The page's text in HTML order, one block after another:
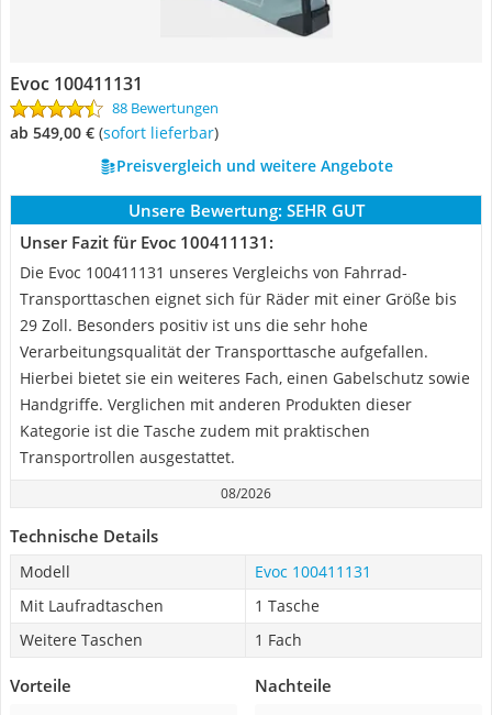
Evoc 100411131
88 Bewertungen
ab 549,00 € ( Sofort lieferbar)
Preisvergleich und weitere Angebote
Unsere Bewertung: SEHR GUT
Unser Fazit für Evoc 100411131:
Die Evoc 100411131 unseres Vergleichs von Fahrrad-
Transporttaschen eignet sich für Räder mit einer Größe bis
29 Zoll. Besonders positiv ist uns die sehr hohe
Verarbeitungsqualität der Transporttasche aufgefallen.
Hierbei bietet sie ein weiteres Fach, einen Gabelschutz sowie
Handgriffe. Verglichen mit anderen Produkten dieser
Kategorie ist die Tasche zudem mit praktischen
Transportrollen ausgestattet.
08/2026
Technische Details
Modell
Evoc 100411131
Mit Laufradtaschen
1 Tasche
Weitere Taschen
1 Fach
Vorteile Nachteile